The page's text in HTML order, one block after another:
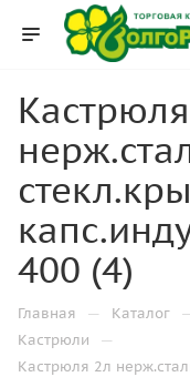
400 (4)
Главная — Каталог
Кастрюли —
Кастрюля 2л